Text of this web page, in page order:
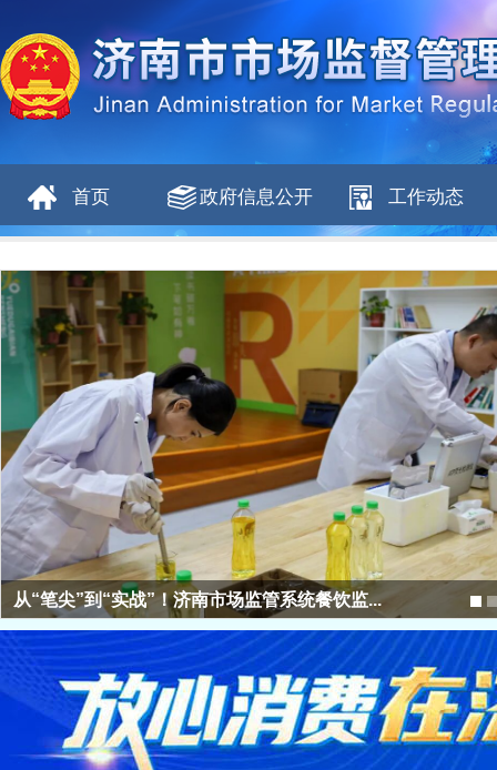
首页 政府信息公开 工作动态
济南第二批157名“骑士哨兵”举报违法外卖获...